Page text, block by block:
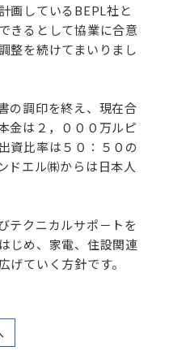
画しているBEPL社と
きるとして協業に合意
整を続けてまいりまし
の調印を終え、現在合
金は２，０００万ルピ
資比率は５０：５０の
ドエル㈱からは日本人
テクニカルサポ－トを
じめ、家電、住設関連
げていく方針です。